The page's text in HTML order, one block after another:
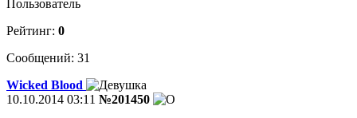
Пользователь
Рейтинг: 0
Сообщений: 31
Wicked Blood
10.10.2014 03:11 №201450